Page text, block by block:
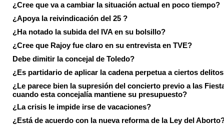
¿Cree que va a cambiar la situación actual en poco tiempo?
¿Apoya la reivindicación del 25 ?
¿Ha notado la subida del IVA en su bolsillo?
¿Cree que Rajoy fue claro en su entrevista en TVE?
Debe dimitir la concejal de Toledo?
¿Es partidario de aplicar la cadena perpetua a ciertos
¿Le parece bien la supresión del concierto previo a las
cuando esta concejalía mantiene su presupuesto?
¿La crisis le impide irse de vacaciones?
¿Está de acuerdo con la nueva reforma de la Ley del